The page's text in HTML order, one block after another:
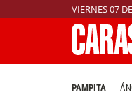
VIERNES 07
PAMPITA